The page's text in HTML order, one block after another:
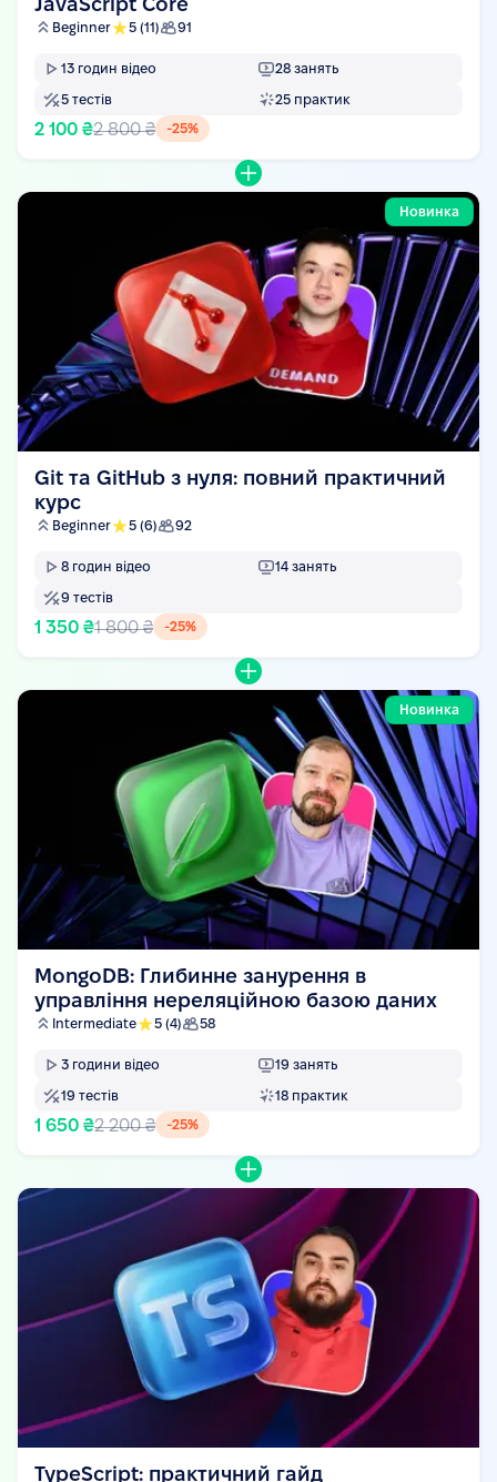
JavaScript Core
Beginner 5 (11) 91
13 годин відео 28 занять
5 тестів 25 практик
2 100 ₴2 800 ₴ -25%
Новинка
Git та GitHub з нуля: повний практичний
курс
Beginner 5 (6) 92
8 годин відео 14 занять
9 тестів
1 350 ₴1 800 ₴ -25%
Новинка
MongoDB: Глибинне занурення в
управління нереляційною базою даних
Intermediate 5 (4) 58
3 години відео 19 занять
19 тестів 18 практик
1 650 ₴2 200 ₴ -25%
TypeScript: практичний гайд